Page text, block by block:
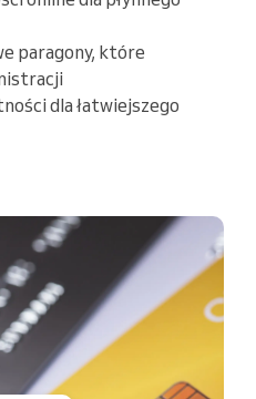
paragony, które
dla łatwiejszego